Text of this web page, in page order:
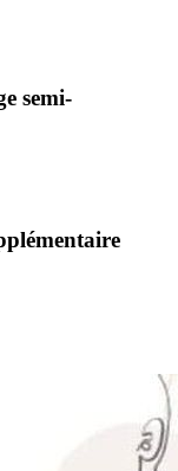
semi-